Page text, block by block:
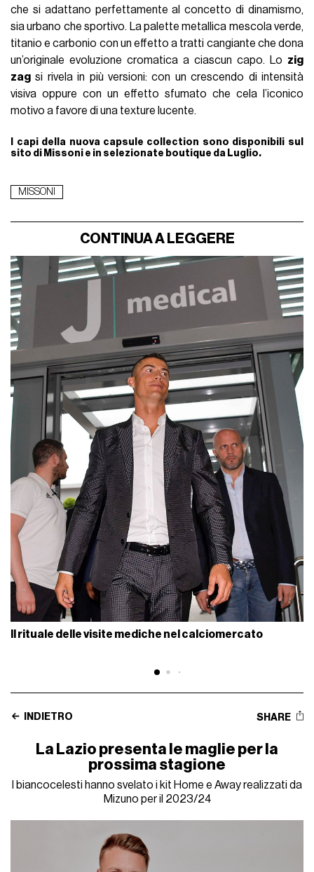
che si adattano perfettamente al concetto di dinamismo,
sia urbano che sportivo. La palette metallica mescola verde,
titanio e carbonio con un effetto a tratti cangiante che dona
un’originale evoluzione cromatica a ciascun capo. Lo zig
zag si rivela in più versioni: con un crescendo di intensità
visiva oppure con un effetto sfumato che cela l’iconico
motivo a favore di una texture lucente.
I capi della nuova capsule collection sono disponibili sul
sito di Missoni e in selezionate boutique da Luglio.
MISSONI
CONTINUA A LEGGERE
Il rituale delle visite mediche nel calciomercato
INDIETRO SHARE
La Lazio presenta le maglie per la
prossima stagione
I biancocelesti hanno svelato i kit Home e Away realizzati da
Mizuno per il 2023/24